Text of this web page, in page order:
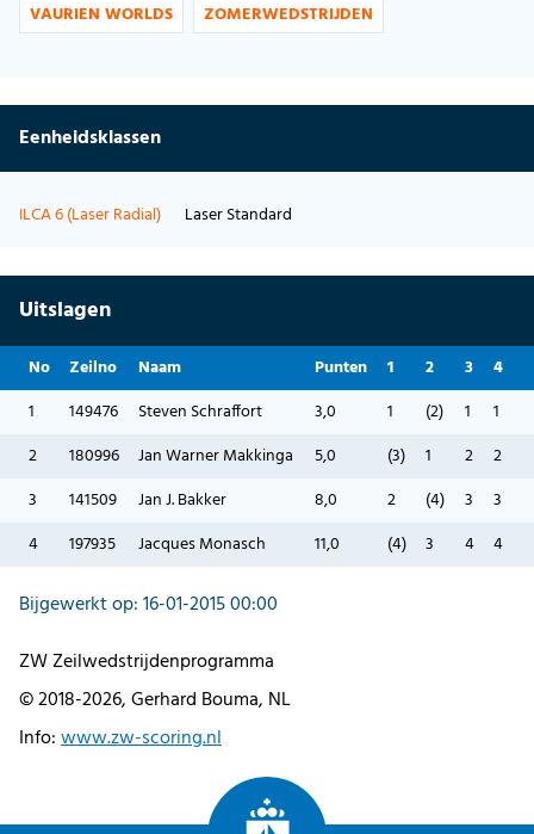
VAURIEN WORLDS
ZOMERWEDSTRIJDEN
Eenheidsklassen
ILCA 6 (Laser Radial) Laser Standard
Uitslagen
No Zeilno Naam Punten 1 2 3
4
1
149476 Steven Schraffort 3,0 1 (2) 1
1
2
180996 Jan Warner Makkinga 5,0 (3) 1 2
2
3
141509 Jan J. Bakker 8,0 2 (4) 3
3
4
197935 Jacques Monasch 11,0 (4) 3 4 4
Bijgewerkt op: 16-01-2015 00:00
ZW Zeilwedstrijdenprogramma
© 2018-2026, Gerhard Bouma, NL
Info:www.zw-scoring.nl